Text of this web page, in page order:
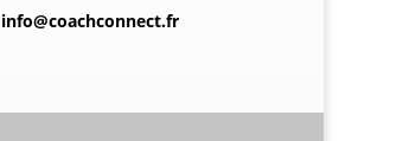
info@coachconnect.fr